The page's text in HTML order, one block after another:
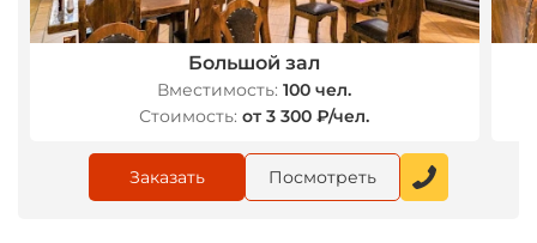
Большой зал
Вместимость: 100 чел.
Стоимость: от 3 300 ₽/чел.
Заказать Посмотреть